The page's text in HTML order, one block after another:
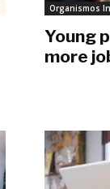
Organismos
Young
more